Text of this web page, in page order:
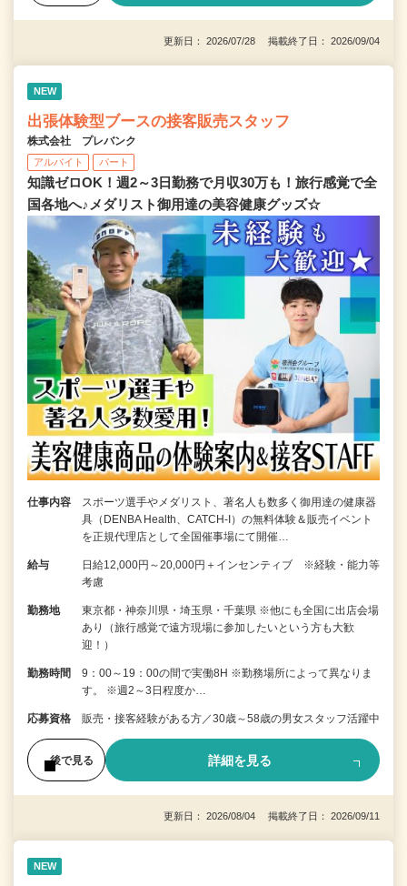
更新日： 2026/07/28 掲載終了日： 2026/09/04
NEW
出張体験型ブースの接客販売スタッフ
株式会社 プレバンク
アルバイト パート
知識ゼロOK！週2～3日勤務で月収30万も！旅行感覚で全
国各地へ♪メダリスト御用達の美容健康グッズ☆
仕事内容
スポーツ選手やメダリスト、著名人も数多く御用達の健康器
具（DENBA Health、CATCH-I）の無料体験＆販売イベント
を正規代理店として全国催事場にて開催…
給与
日給12,000円～20,000円＋インセンティブ ※経験・能力等
考慮
勤務地
東京都・神奈川県・埼玉県・千葉県 ※他にも全国に出店会場
あり（旅行感覚で遠方現場に参加したいという方も大歓
迎！）
勤務時間
9：00～19：00の間で実働8H ※勤務場所によって異なりま
す。 ※週2～3日程度か…
応募資格 販売・接客経験がある方／30歳～58歳の男女スタッフ活躍中
後で見る 詳細を見る
更新日： 2026/08/04 掲載終了日： 2026/09/11
NEW